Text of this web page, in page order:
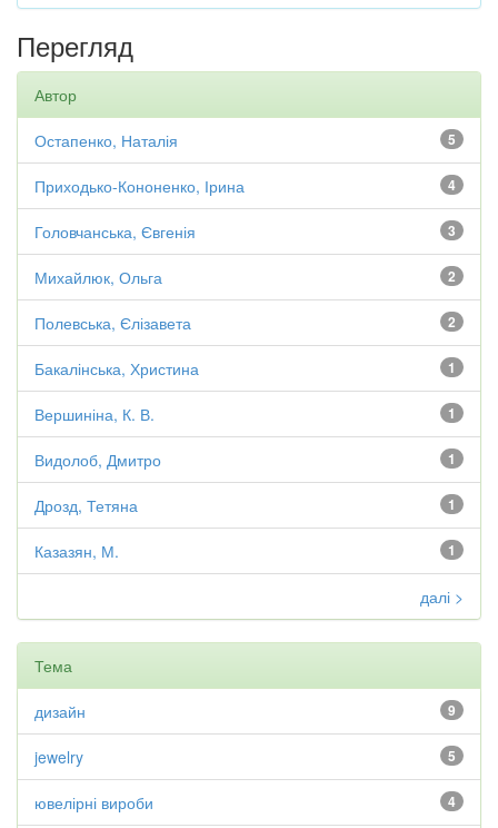
Перегляд
Автор
5
Остапенко, Наталія
4
Приходько-Кононенко, Ірина
3
Головчанська, Євгенія
2
Михайлюк, Ольга
2
Полевська, Єлізавета
1
Бакалінська, Христина
1
Вершиніна, К. В.
1
Видолоб, Дмитро
1
Дрозд, Тетяна
1
Казазян, М.
далі >
Тема
9
дизайн
5
jewelry
4
ювелірні вироби